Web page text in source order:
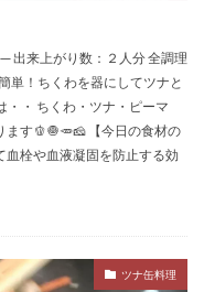
上がり数：２人分 全調理
単！ちくわを器にしてツナと
・ ちくわ・ツナ・ピーマ
ます🫑🧅🥕🧀 【今日の食材の
血栓や血液凝固を防止する効
ツナ缶料理